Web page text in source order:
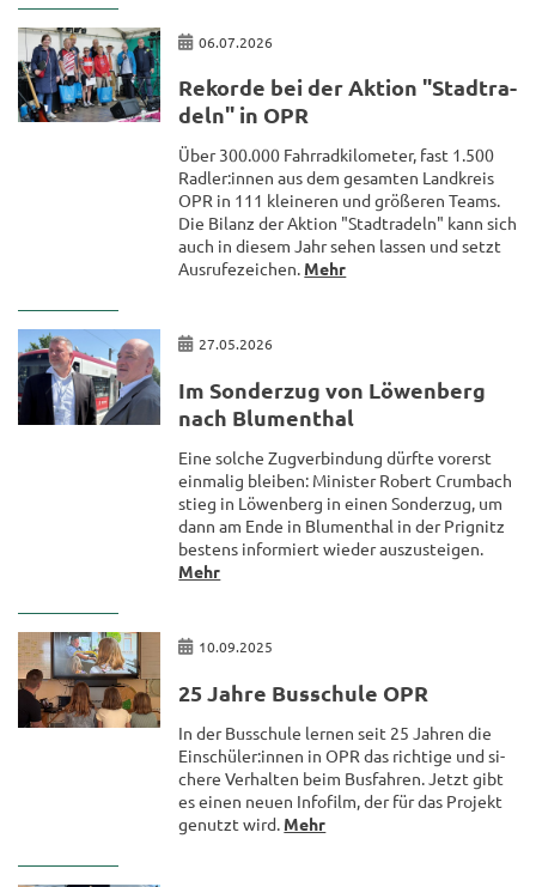
06.07.2026
Re­kor­de bei der Ak­ti­on "Stadt­ra­
deln" in OPR
Über 300.000 Fahr­rad­ki­lo­me­ter, fast 1.500
Rad­ler:innen aus dem ge­sam­ten Land­kreis
OPR in 111 klei­ne­ren und grö­ße­ren Teams.
Die Bi­lanz der Ak­ti­on "Stadt­ra­deln" kann sich
auch in die­sem Jahr sehen las­sen und setzt
Aus­ru­fe­zei­chen. Mehr
27.05.2026
Im Son­der­zug von Lö­wen­berg
nach Blu­men­thal
Eine sol­che Zug­ver­bin­dung dürf­te vor­erst
ein­ma­lig blei­ben: Mi­nis­ter Ro­bert Crum­bach
stieg in Lö­wen­berg in einen Son­der­zug, um
dann am Ende in Blu­men­thal in der Pri­g­nitz
bes­tens in­for­miert wie­der aus­zu­stei­gen.
Mehr
10.09.2025
25 Jahre Bus­schu­le OPR
In der Bus­schu­le ler­nen seit 25 Jah­ren die
Ein­schü­ler:innen in OPR das rich­ti­ge und si­
che­re Ver­hal­ten beim Bus­fah­ren. Jetzt gibt
es einen neuen Info­film, der für das Pro­jekt
ge­nutzt wird. Mehr